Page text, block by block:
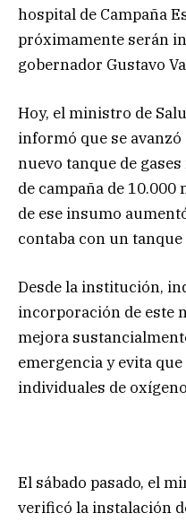
hospital de Campaña
próximamente serán
gobernador Gustavo
Hoy, el ministro de
informó que se
nuevo tanque de
de campaña de 10.000
de ese insumo
contaba con un tanque
Desde la institución,
incorporación de este
mejora
emergencia y evita
individuales de
El sábado pasado, el
verificó la instalación